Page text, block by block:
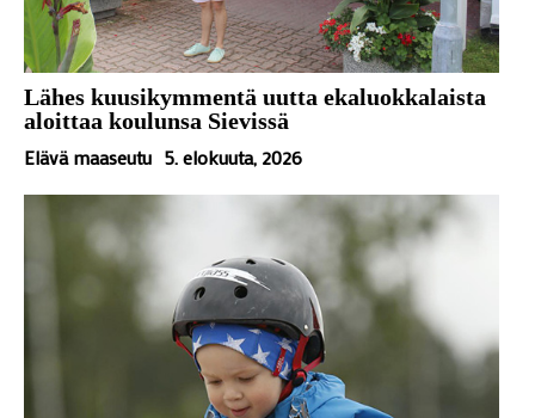
Lähes kuusikymmentä uutta ekaluokkalaista
aloittaa koulunsa Sievissä
Elävä maaseutu 5. elokuuta, 2026